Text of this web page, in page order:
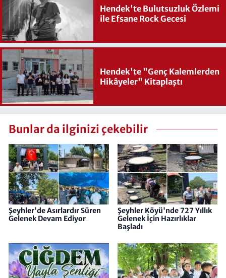
Hendek'te Bulutsuzluk Özlemi
ile Efsane Rock Gecesi
Hendek'te "Genç Kalemlerden
Hikâyeler" Kitaplaştı
Bunlar da ilginizi çekebilir
Şeyhler'de Asırlardır Süren
Gelenek Devam Ediyor
Şeyhler Köyü'nde 727 Yıllık
Gelenek İçin Hazırlıklar
Başladı